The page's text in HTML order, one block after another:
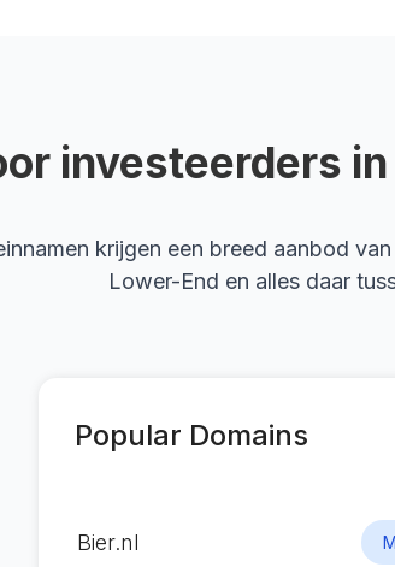
investeerders
krijgen een breed aanbod
Lower-End en alles daar
Popular Domains
Bier.nl